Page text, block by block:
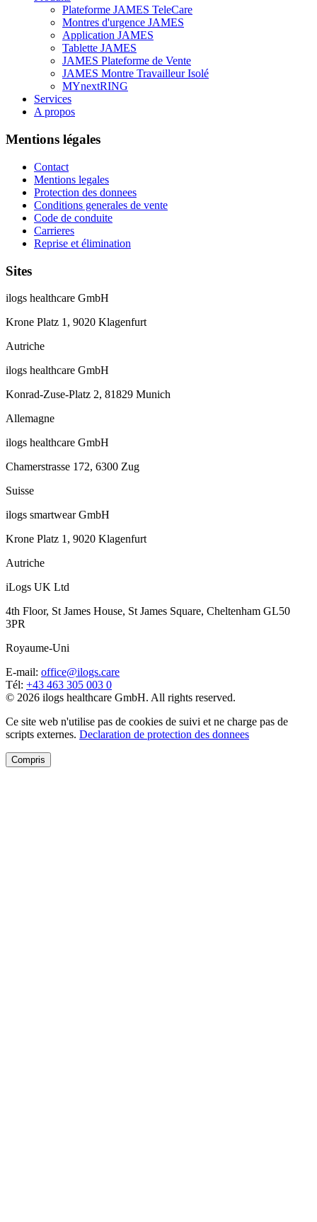
Plateforme JAMES TeleCare
Montres d'urgence JAMES
Application JAMES
Tablette JAMES
JAMES Plateforme de Vente
JAMES Montre Travailleur Isolé
MYnextRING
Services
A propos
Mentions légales
Contact
Mentions legales
Protection des donnees
Conditions generales de vente
Code de conduite
Carrieres
Reprise et élimination
Sites
ilogs healthcare GmbH
Krone Platz 1, 9020 Klagenfurt
Autriche
ilogs healthcare GmbH
Konrad-Zuse-Platz 2, 81829 Munich
Allemagne
ilogs healthcare GmbH
Chamerstrasse 172, 6300 Zug
Suisse
ilogs smartwear GmbH
Krone Platz 1, 9020 Klagenfurt
Autriche
iLogs UK Ltd
4th Floor, St James House, St James Square, Cheltenham GL50
3PR
Royaume-Uni
E-mail: office@ilogs.care
Tél: +43 463 305 003 0
© 2026 ilogs healthcare GmbH. All rights reserved.
Ce site web n'utilise pas de cookies de suivi et ne charge pas de
scripts externes. Declaration de protection des donnees
Compris